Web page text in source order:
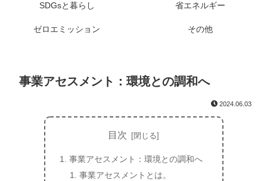
SDGsと暮らし 省エネルギー
ゼロエミッション その他
事業アセスメント：環境との調和へ
2024.06.03
目次
事業アセスメント：環境との調和へ
事業アセスメントとは。